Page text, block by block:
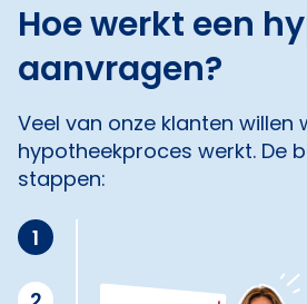
Hoe werkt een
aanvragen?
Veel van onze klanten willen
hypotheekproces werkt. De
stappen:
1